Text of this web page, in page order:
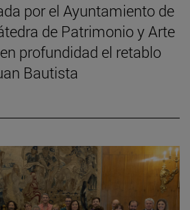
por el Ayuntamiento de
de Patrimonio y Arte
profundidad el retablo
Bautista